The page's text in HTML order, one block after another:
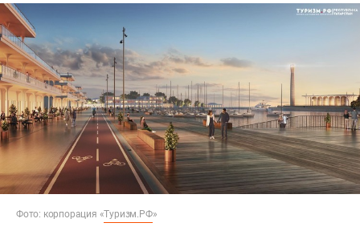
Фото: корпорация «Туризм.РФ»